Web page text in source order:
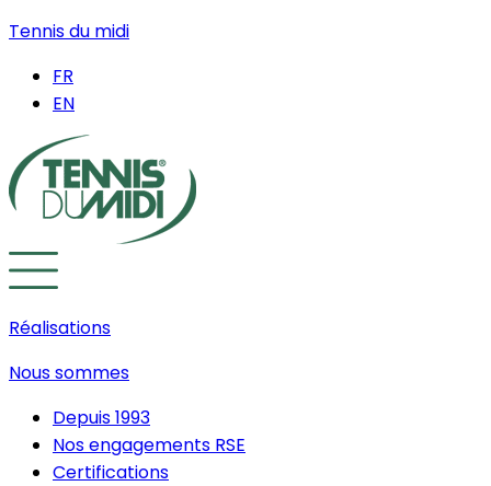
Tennis du midi
FR
EN
Réalisations
Nous sommes
Depuis 1993
Nos engagements RSE
Certifications